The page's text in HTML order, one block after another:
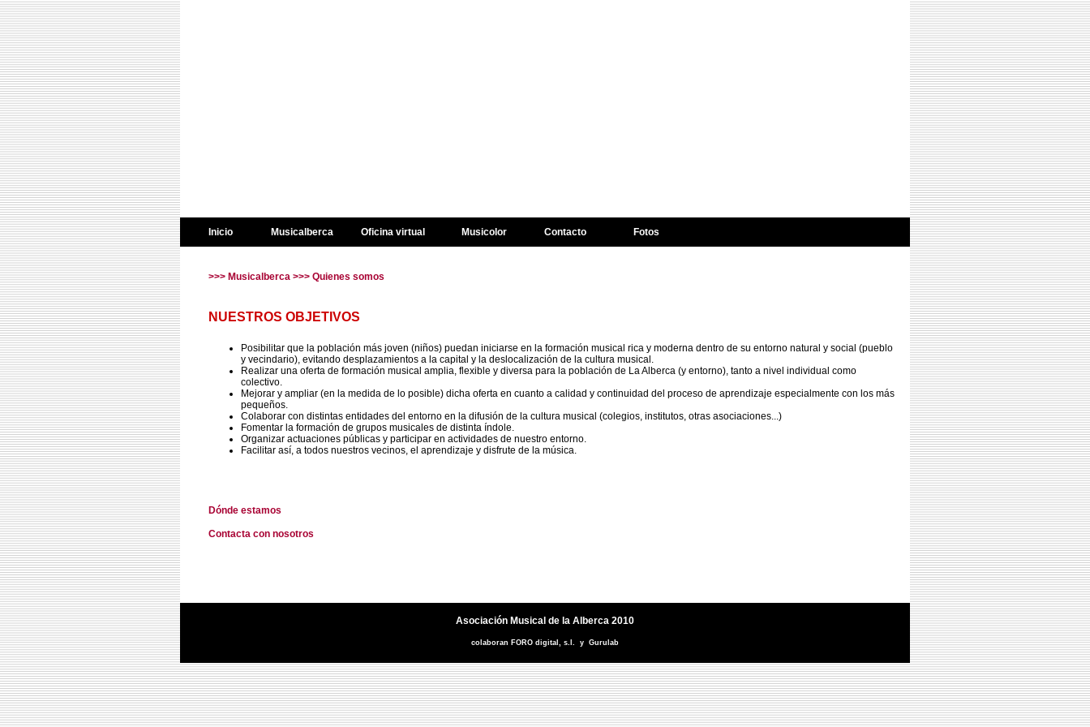
Inicio Musicalberca Oficina virtual Musicolor Contacto Fotos
>>> Musicalberca >>> Quienes somos
NUESTROS OBJETIVOS
Posibilitar que la población más joven (niños) puedan iniciarse en la formación musical rica y moderna dentro de su entorno natural y social (pueblo
y vecindario), evitando desplazamientos a la capital y la deslocalización de la cultura musical.
Realizar una oferta de formación musical amplia, flexible y diversa para la población de La Alberca (y entorno), tanto a nivel individual como
colectivo.
Mejorar y ampliar (en la medida de lo posible) dicha oferta en cuanto a calidad y continuidad del proceso de aprendizaje especialmente con los más
pequeños.
Colaborar con distintas entidades del entorno en la difusión de la cultura musical (colegios, institutos, otras asociaciones...)
Fomentar la formación de grupos musicales de distinta índole.
Organizar actuaciones públicas y participar en actividades de nuestro entorno.
Facilitar así, a todos nuestros vecinos, el aprendizaje y disfrute de la música.
Dónde estamos
Contacta con nosotros
Asociación Musical de la Alberca 2010
colaboran FORO digital, s.l. y Gurulab